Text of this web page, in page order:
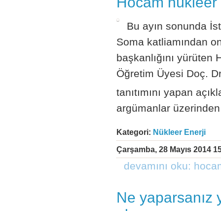
Bu ayın sonunda
Soma katliamından
başkanlığını
Öğretim Üyesi Doç.
tanıtımını yapan
argümanlar
Kategori: Nükleer Enerji
Çarşamba, 28 Mayıs 2014
devamını oku:
Ne yaparsanız